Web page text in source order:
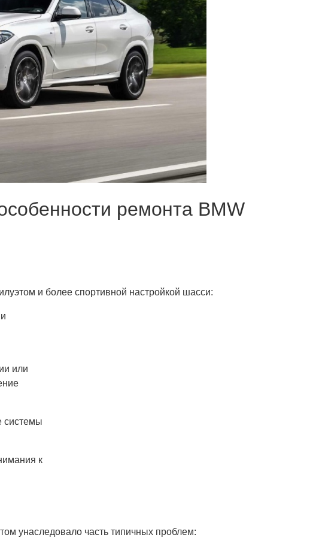
ремонта BMW
и более спортивной настройкой шасси:
или
системы
к
унаследовало часть типичных проблем: